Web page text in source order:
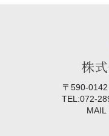
〒590-
TEL:072-
MAIL